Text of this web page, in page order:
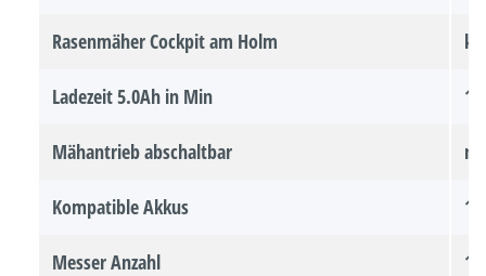
Rasenmäher Cockpit am Holm
Ladezeit 5.0Ah in Min
Mähantrieb abschaltbar
Kompatible Akkus
Messer Anzahl 1